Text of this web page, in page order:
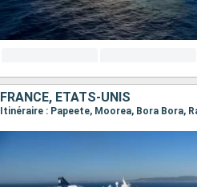
FRANCE, ÉTATS-UNIS
Itinéraire : Papeete, Moorea, Bora Bora,